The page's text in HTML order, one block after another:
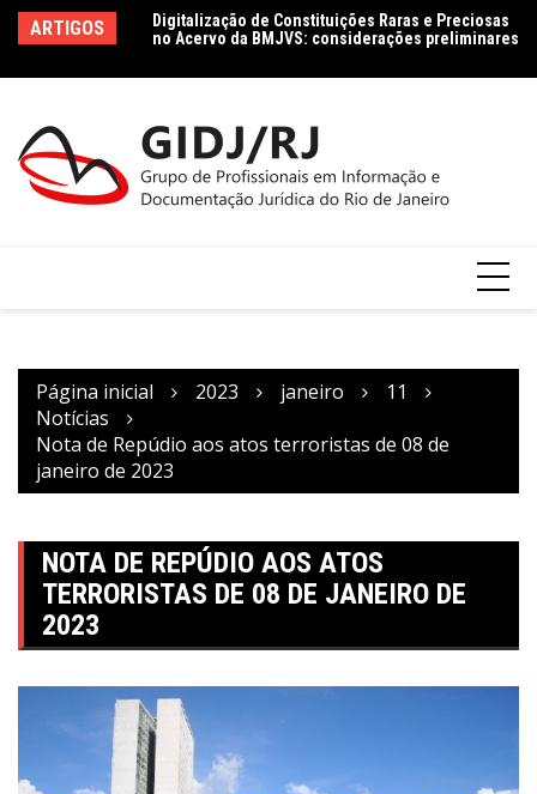
paraARTIGOS
no Acervo da BMJVS: considerações preliminares
Dados jurídicos na perspectiva da Ciência da
Informação: conceito e tipologia com vistas à
Página inicial 2023 janeiro
11
Notícias
Nota de Repúdio aos atos terroristas de 08 de
janeiro de 2023
NOTA DE REPÚDIO AOS ATOS
TERRORISTAS DE 08 DE JANEIRO DE
2023